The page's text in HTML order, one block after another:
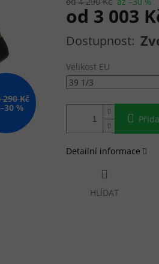
Kč
%
od 3 003
Měrná cena:
Velikost EU
Detailní informace
HLÍDAT